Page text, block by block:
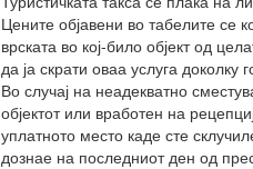
Цените објавени во табелите се
врската во кој-било објект од
да ја скрати оваа услуга
Во случај на неадекватно
објектот или вработен на
уплатното место каде сте
дознае на последниот ден од